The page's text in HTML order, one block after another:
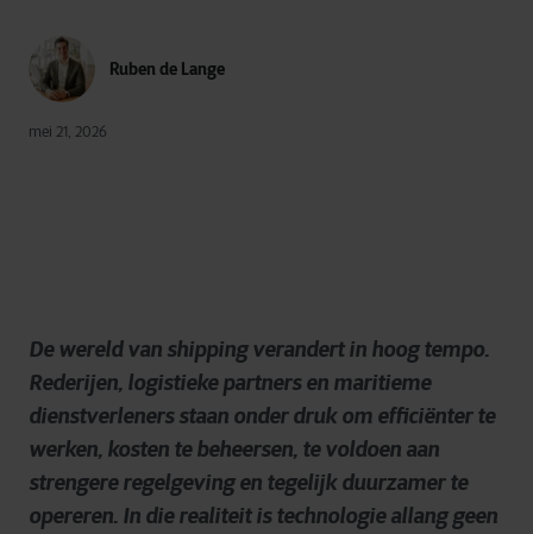
Ruben de Lange
mei 21, 2026
De wereld van shipping verandert in hoog tempo.
Rederijen, logistieke partners en maritieme
dienstverleners staan onder druk om efficiënter te
werken, kosten te beheersen, te voldoen aan
strengere regelgeving en tegelijk duurzamer te
opereren. In die realiteit is technologie allang geen